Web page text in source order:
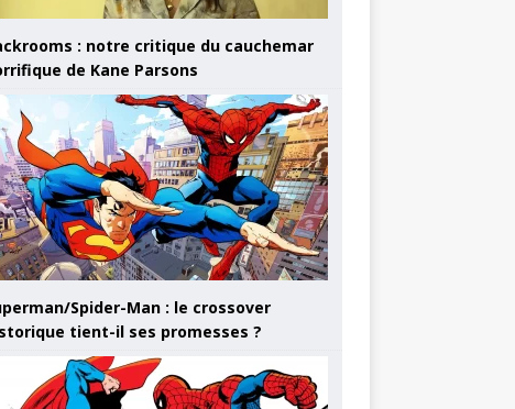
: notre critique du cauchemar
de Kane Parsons
Spider-Man : le crossover
tient-il ses promesses ?